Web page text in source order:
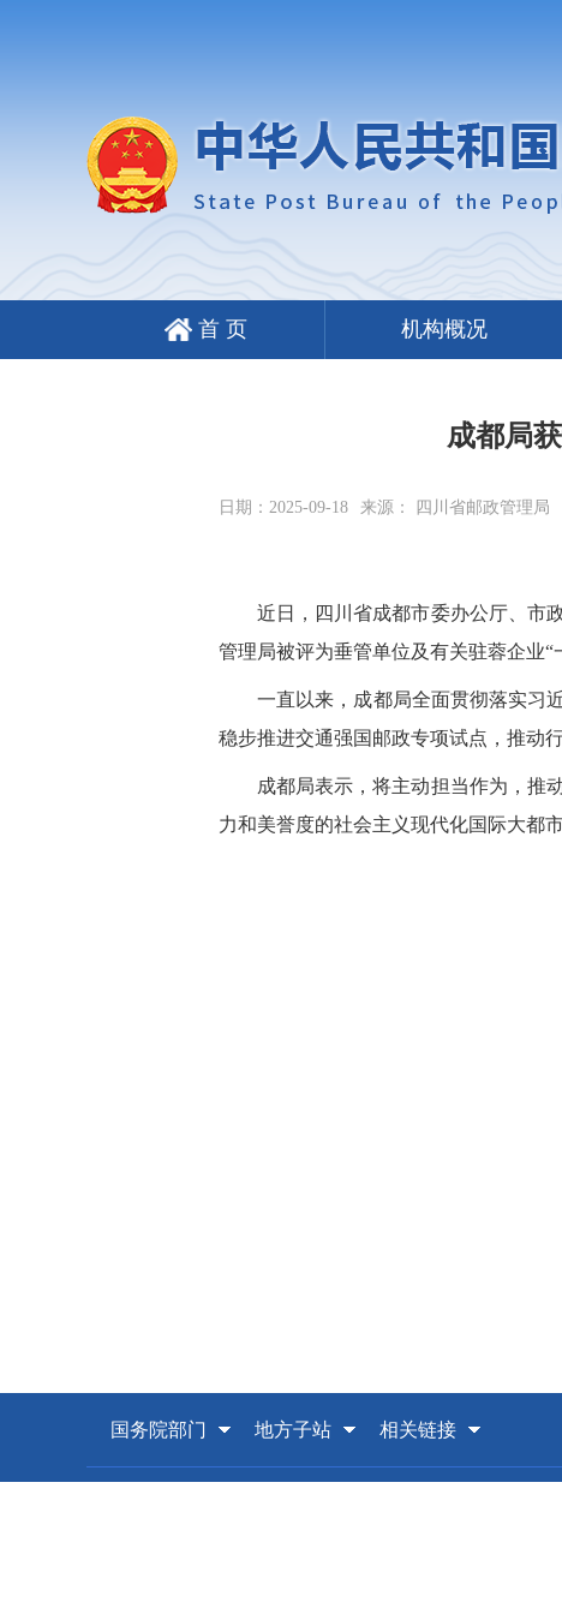
首 页 机构概况
成都局
日期：2025-09-18 来源： 四川省邮政管理局
近日，四川省成都市委办公厅、市
管理局被评为垂管单位及有关驻蓉企业“
一直以来，成都局全面贯彻落实习
稳步推进交通强国邮政专项试点，推动
成都局表示，将主动担当作为，推
力和美誉度的社会主义现代化国际大都
国务院部门 地方子站 相关链接